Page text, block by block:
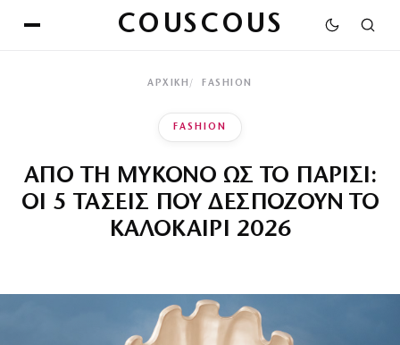
COUSCOUS
ΑΡΧΙΚΉ FASHION
FASHION
ΑΠΟ ΤΗ ΜΥΚΟΝΟ ΩΣ ΤΟ ΠΑΡΙΣΙ:
ΟΙ 5 ΤΑΣΕΙΣ ΠΟΥ ΔΕΣΠΟΖΟΥΝ ΤΟ
ΚΑΛΟΚΑΙΡΙ 2026